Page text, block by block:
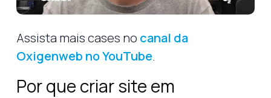
Assista mais cases no canal da
Oxigenweb no YouTube.
Por que criar site em